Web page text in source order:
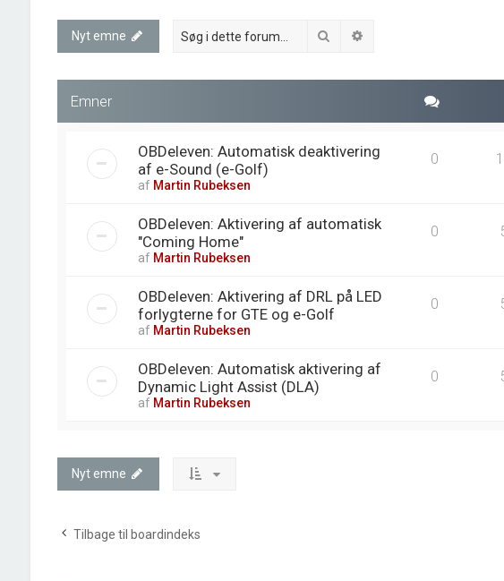
Nyt emne Søg
Emner
OBDeleven: Automatisk deaktivering
af e-Sound (e-Golf)
af Martin Rubeksen
0
OBDeleven: Aktivering af automatisk
"Coming Home"
af Martin Rubeksen
0
OBDeleven: Aktivering af DRL på LED
forlygterne for GTE og e-Golf
af Martin Rubeksen
0
OBDeleven: Automatisk aktivering af
Dynamic Light Assist (DLA)
af Martin Rubeksen
0
Nyt emne
Tilbage til boardindeks